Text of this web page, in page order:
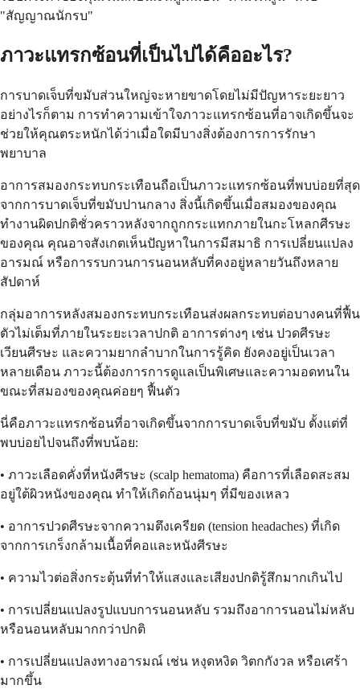
"สัญญาณนักรบ"
ภาวะแทรกซ้อนที่เป็นไปได้คืออะไร?
การบาดเจ็บที่ขมับส่วนใหญ่จะหายขาดโดยไม่มีปัญหาระยะยาว
อย่างไรก็ตาม การทำความเข้าใจภาวะแทรกซ้อนที่อาจเกิดขึ้นจะ
ช่วยให้คุณตระหนักได้ว่าเมื่อใดมีบางสิ่งต้องการการรักษา
พยาบาล
อาการสมองกระทบกระเทือนถือเป็นภาวะแทรกซ้อนที่พบบ่อยที่สุด
จากการบาดเจ็บที่ขมับปานกลาง สิ่งนี้เกิดขึ้นเมื่อสมองของคุณ
ทำงานผิดปกติชั่วคราวหลังจากถูกกระแทกภายในกะโหลกศีรษะ
ของคุณ คุณอาจสังเกตเห็นปัญหาในการมีสมาธิ การเปลี่ยนแปลง
อารมณ์ หรือการรบกวนการนอนหลับที่คงอยู่หลายวันถึงหลาย
สัปดาห์
กลุ่มอาการหลังสมองกระทบกระเทือนส่งผลกระทบต่อบางคนที่ฟื้น
ตัวไม่เต็มที่ภายในระยะเวลาปกติ อาการต่างๆ เช่น ปวดศีรษะ
เวียนศีรษะ และความยากลำบากในการรู้คิด ยังคงอยู่เป็นเวลา
หลายเดือน ภาวะนี้ต้องการการดูแลเป็นพิเศษและความอดทนใน
ขณะที่สมองของคุณค่อยๆ ฟื้นตัว
นี่คือภาวะแทรกซ้อนที่อาจเกิดขึ้นจากการบาดเจ็บที่ขมับ ตั้งแต่ที่
พบบ่อยไปจนถึงที่พบน้อย:
• ภาวะเลือดคั่งที่หนังศีรษะ (scalp hematoma) คือการที่เลือดสะสม
อยู่ใต้ผิวหนังของคุณ ทำให้เกิดก้อนนุ่มๆ ที่มีของเหลว
• อาการปวดศีรษะจากความตึงเครียด (tension headaches) ที่เกิด
จากการเกร็งกล้ามเนื้อที่คอและหนังศีรษะ
• ความไวต่อสิ่งกระตุ้นที่ทำให้แสงและเสียงปกติรู้สึกมากเกินไป
• การเปลี่ยนแปลงรูปแบบการนอนหลับ รวมถึงอาการนอนไม่หลับ
หรือนอนหลับมากกว่าปกติ
• การเปลี่ยนแปลงทางอารมณ์ เช่น หงุดหงิด วิตกกังวล หรือเศร้า
มากขึ้น